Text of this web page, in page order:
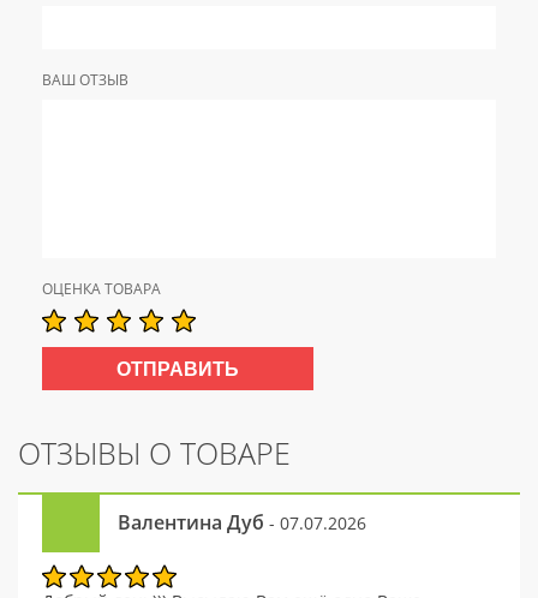
ВАШ ОТЗЫВ
ОЦЕНКА ТОВАРА
ОТЗЫВЫ О ТОВАРЕ
Валентина Дуб - 07.07.2026